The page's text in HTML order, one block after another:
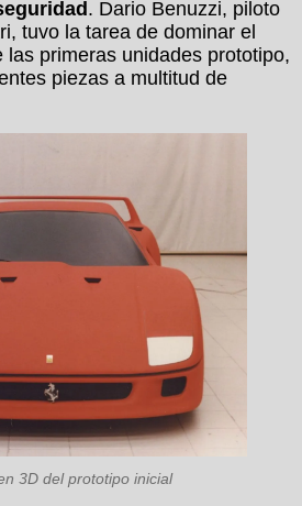
. Dario Benuzzi, piloto
tuvo la tarea de dominar el
las primeras unidades prototipo,
piezas a multitud de
3D del prototipo inicial